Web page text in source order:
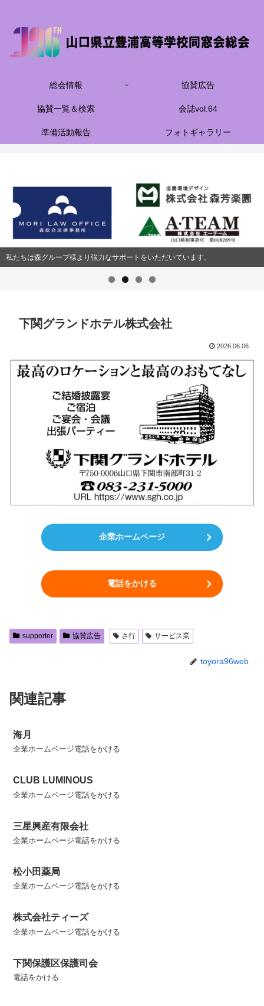
総会情報 協賛広告
協賛一覧＆検索 会誌vol.64
準備活動報告 フォトギャラリー
私たちは森グループ様より強力なサポートをいただいています。
下関グランドホテル株式会社
2026.06.06
企業ホームページ
電話をかける
supporter 協賛広告 さ行 サービス業
toyora96web
関連記事
海月
企業ホームページ電話をかける
CLUB LUMINOUS
企業ホームページ電話をかける
三星興産有限会社
企業ホームページ電話をかける
松小田薬局
企業ホームページ電話をかける
株式会社ティーズ
企業ホームページ電話をかける
下関保護区保護司会
電話をかける